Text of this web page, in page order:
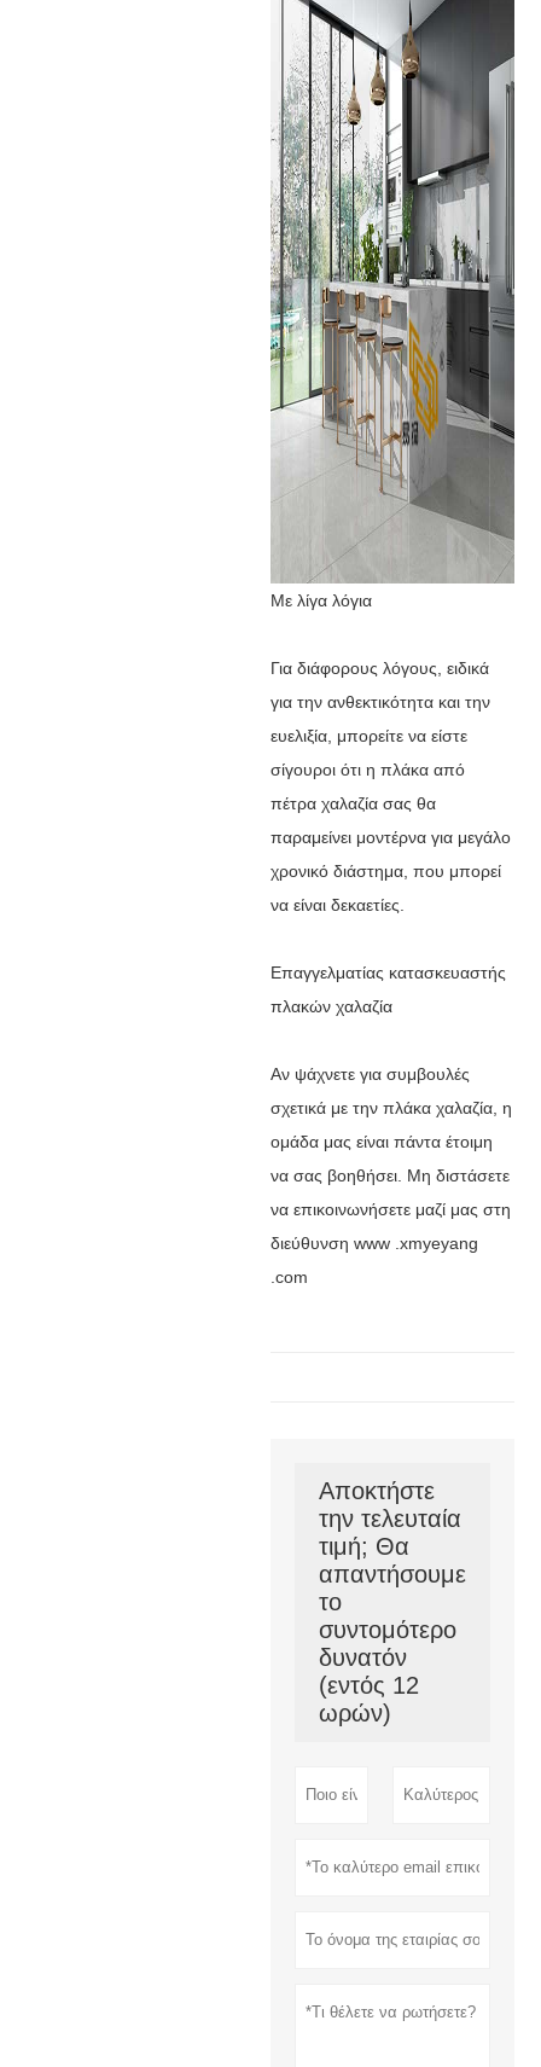
Με λίγα λόγια
Για διάφορους λόγους, ειδικά
για την ανθεκτικότητα και την
ευελιξία, μπορείτε να είστε
σίγουροι ότι η πλάκα από
πέτρα χαλαζία σας θα
παραμείνει μοντέρνα για μεγάλο
χρονικό διάστημα, που μπορεί
να είναι δεκαετίες.
Επαγγελματίας κατασκευαστής
πλακών χαλαζία
Αν ψάχνετε για συμβουλές
σχετικά με την πλάκα χαλαζία, η
ομάδα μας είναι πάντα έτοιμη
να σας βοηθήσει. Μη διστάσετε
να επικοινωνήσετε μαζί μας στη
διεύθυνση www .xmyeyang
.com
Αποκτήστε
την τελευταία
τιμή; Θα
απαντήσουμε
το
συντομότερο
δυνατόν
(εντός 12
ωρών)